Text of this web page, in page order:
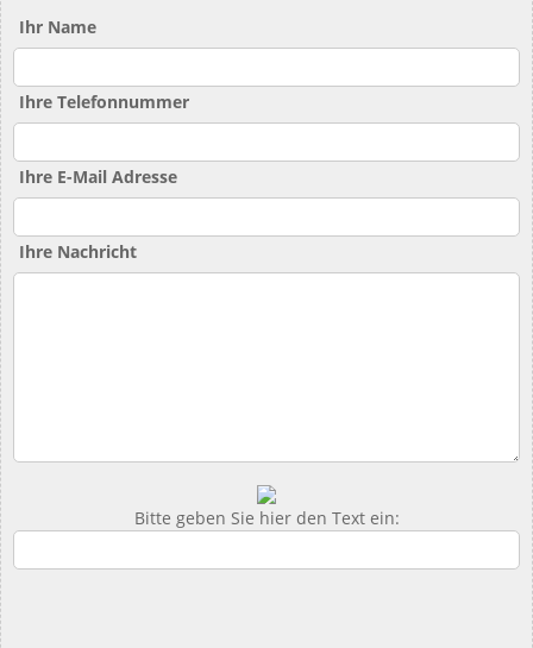
Ihr Name
Ihre Telefonnummer
Ihre E-Mail Adresse
Ihre Nachricht
Bitte geben Sie hier den Text ein: